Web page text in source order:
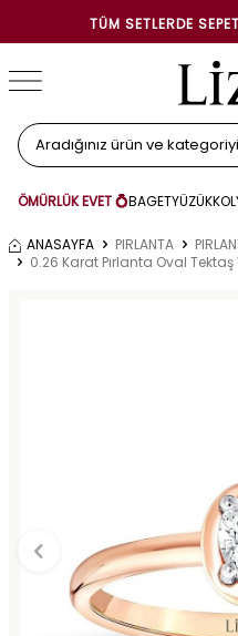
TÜM SETLERDE
ÖMÜRLÜK EVET 💍BAGETYÜZÜK
ANASAYFA PIRLANTA
0.26 Karat Pırlanta Oval Tektaş